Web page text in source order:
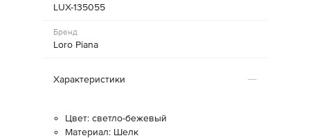
LUX-135055
Бренд
Loro Piana
Характеристики
Цвет: светло-бежевый
Материал: Шелк